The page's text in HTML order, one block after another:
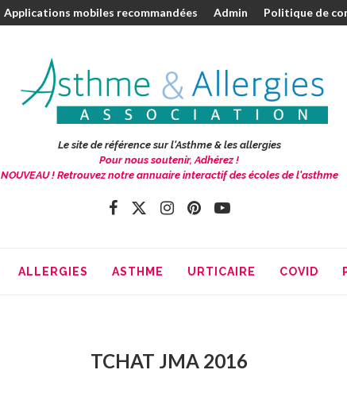
Applications mobiles recommandées Admin Politique de
Le site de référence sur l'Asthme & les allergies
Pour nous soutenir, Adhérez !
NOUVEAU ! Retrouvez notre annuaire interactif des écoles de l'asthme
ALLERGIES ASTHME URTICAIRE COVID
TCHAT JMA 2016